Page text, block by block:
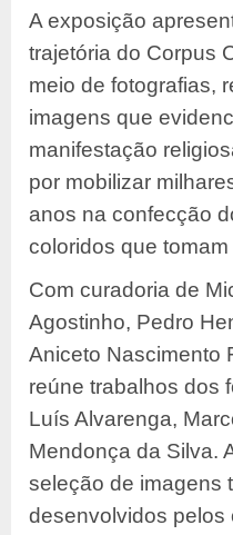
A exposição
trajetória do Corpus
meio de fotografias,
imagens que
manifestação
por mobilizar
anos na confecção
coloridos que
Com curadoria de
Agostinho, Pedro
Aniceto Nascimento
reúne trabalhos dos
Luís Alvarenga,
Mendonça da Silva.
seleção de imagens
desenvolvidos pelos